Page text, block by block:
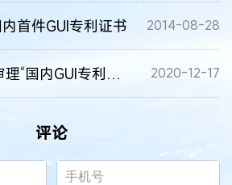
首件GUI专利证书 2014-08-28
最高法开庭审理“国内GUI专利侵权第一案”涉案专利 2020-12-17
评论